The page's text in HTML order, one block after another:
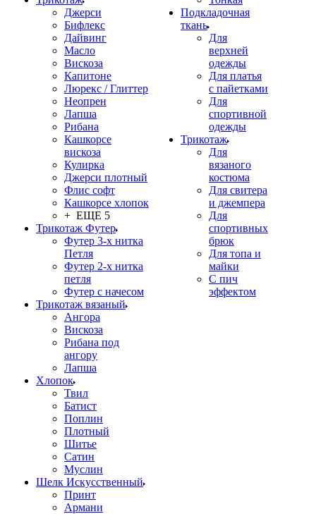
Джерси
Бифлекс
Дайвинг
Масло
Вискоза
Капитоне
Люрекс / Глиттер
Неопрен
Лапша
Рибана
Кашкорсе
вискоза
Кулирка
Джерси плотный
Флис софт
Кашкорсе хлопок
+ ЕЩЕ 5
Трикотаж Футер
Футер 3-х нитка
Петля
Футер 2-х нитка
петля
Футер с начесом
Трикотаж вязаный
Ангора
Вискоза
Рибана под
ангору
Лапша
Хлопок
Твил
Батист
Поплин
Плотный
Шитье
Сатин
Муслин
Шелк Искусственный
Принт
Армани
Подкладочная
ткань
Для
верхней
одежды
Для платья
с пайетками
Для
спортивной
одежды
Трикотаж
Для
вязаного
костюма
Для свитера
и джемпера
Для
спортивных
брюк
Для топа и
майки
С пич
эффектом